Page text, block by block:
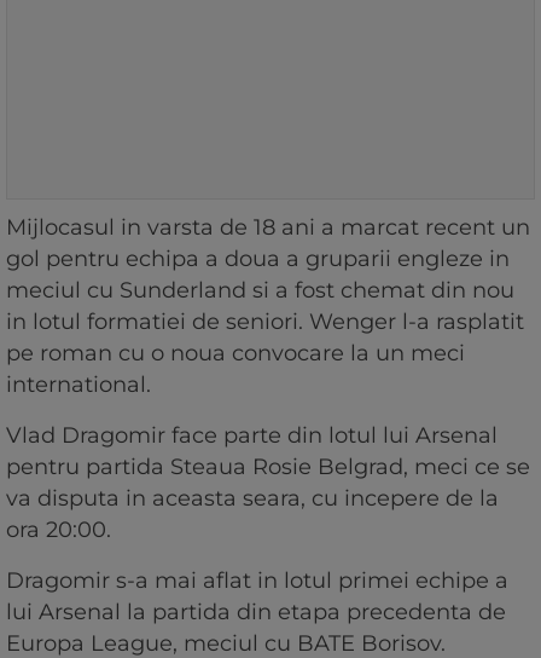
Mijlocasul in varsta de 18 ani a marcat recent un
gol pentru echipa a doua a gruparii engleze in
meciul cu Sunderland si a fost chemat din nou
in lotul formatiei de seniori. Wenger l-a rasplatit
pe roman cu o noua convocare la un meci
international.
Vlad Dragomir face parte din lotul lui Arsenal
pentru partida Steaua Rosie Belgrad, meci ce se
va disputa in aceasta seara, cu incepere de la
ora 20:00.
Dragomir s-a mai aflat in lotul primei echipe a
lui Arsenal la partida din etapa precedenta de
Europa League, meciul cu BATE Borisov.